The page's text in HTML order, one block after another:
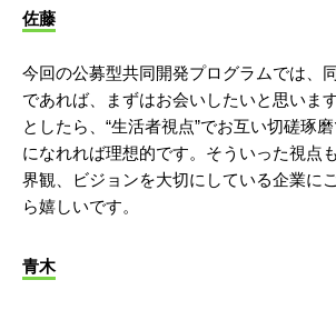
佐藤
今回の公募型共同開発プログラムでは、
であれば、まずはお会いしたいと思いま
としたら、“生活者視点”でお互い切磋琢
になれれば理想的です。そういった視点
界観、ビジョンを大切にしている企業に
ら嬉しいです。
青木